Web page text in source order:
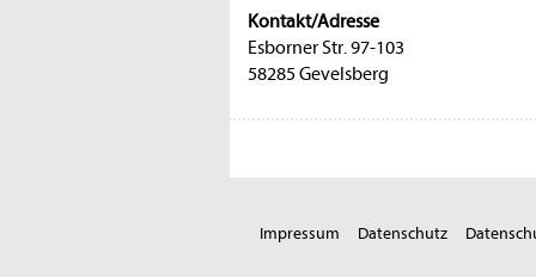
Kontakt/Adresse
Esborner Str. 97-103
58285 Gevelsberg
Impressum Datenschutz